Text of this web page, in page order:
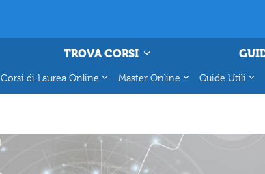
TROVA CORSI
Corsi di Laurea Online Master Online Guide Utili